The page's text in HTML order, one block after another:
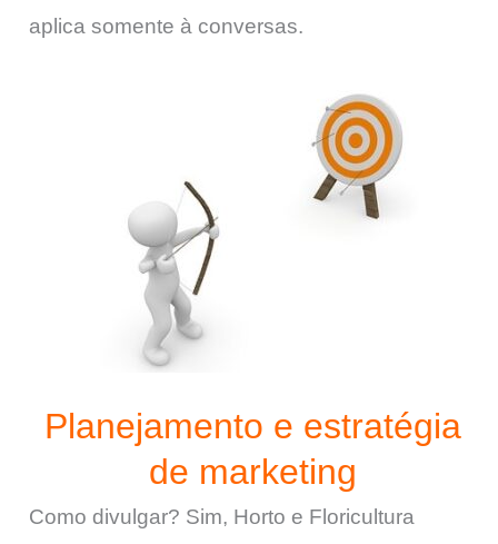
aplica somente à conversas.
Planejamento e estratégia
de marketing
Como divulgar? Sim, Horto e Floricultura